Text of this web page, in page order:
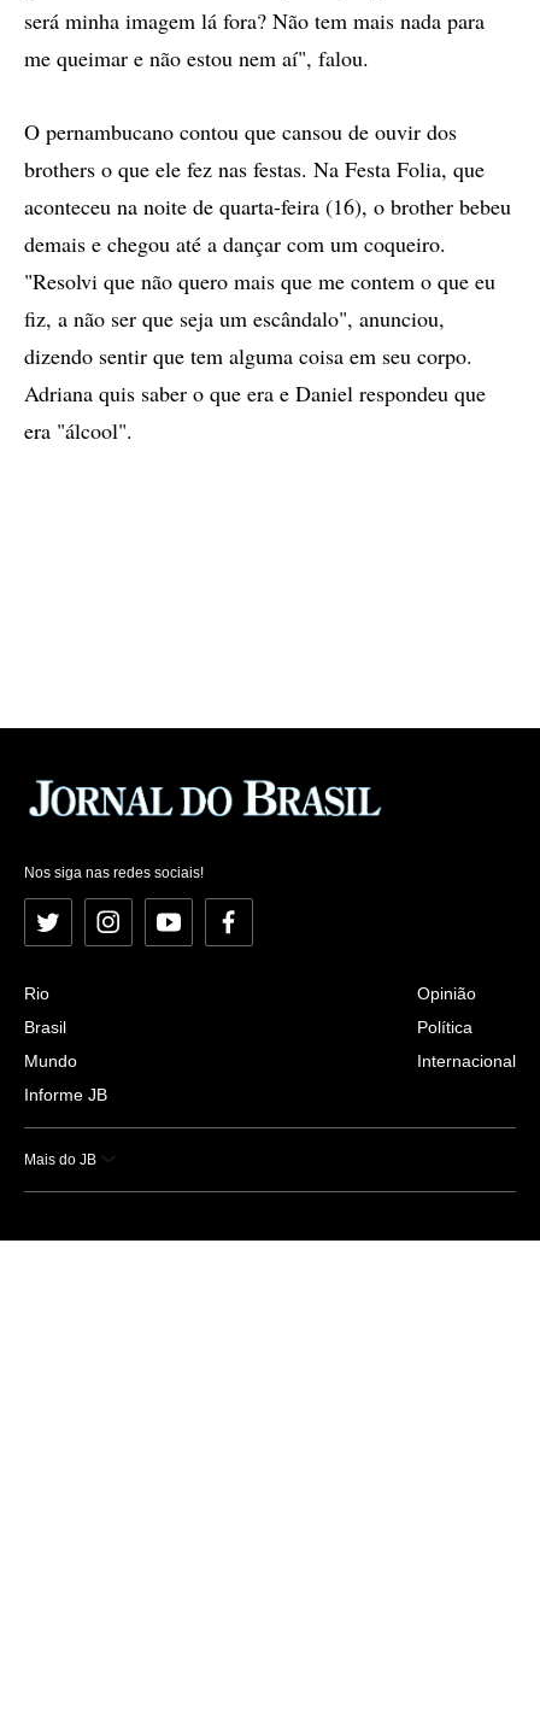
será minha imagem lá fora? Não tem mais nada para
me queimar e não estou nem aí", falou.
O pernambucano contou que cansou de ouvir dos
brothers o que ele fez nas festas. Na Festa Folia, que
aconteceu na noite de quarta-feira (16), o brother bebeu
demais e chegou até a dançar com um coqueiro.
"Resolvi que não quero mais que me contem o que eu
fiz, a não ser que seja um escândalo", anunciou,
dizendo sentir que tem alguma coisa em seu corpo.
Adriana quis saber o que era e Daniel respondeu que
era "álcool".
Nos siga nas redes sociais!
Twitter InstagramYouTubeFacebook
Rio
Brasil
Mundo
Informe JB
Opinião
Política
Internacional
Mais do JB
Esportes